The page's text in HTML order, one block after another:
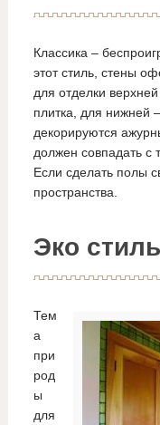
Классика –
этот стиль, стены
для отделки
плитка, для нижней
декорируются
должен совпадать с
Если сделать полы
пространства.
Эко стиль
Тем
а
при
род
ы
для